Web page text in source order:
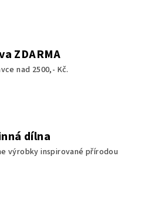
ZDARMA
nad 2500,- Kč.
dílna
výrobky inspirované přírodou